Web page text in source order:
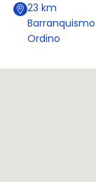
23km
Barranquismo
Ordino